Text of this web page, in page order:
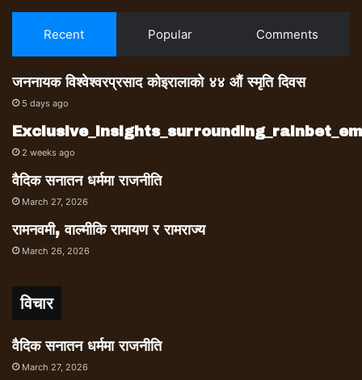
Recent Popular Comments
जननायक विश्वेश्वरप्रसाद कोइरालाको ४४ औं स्मृति दिवस
5 days ago
2 weeks ago
वैदिक सनातन धर्ममा राजनीति
March 27, 2026
रामनवमी, वाल्मीकि रामायण र रामराज्य
March 26, 2026
विचार
वैदिक सनातन धर्ममा राजनीति
March 27, 2026